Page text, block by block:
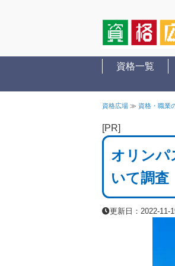
資格一覧
資格広場 ≫ 資格・職業
[PR]
オリンパ
いて調査
更新日：2022-11-